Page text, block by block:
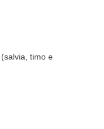
timo e